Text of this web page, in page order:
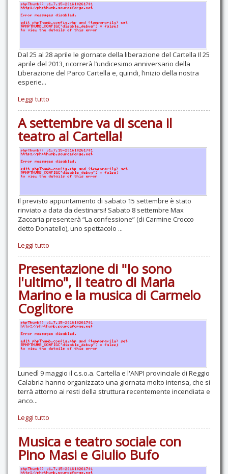
Dal 25 al 28 aprile le giornate della liberazione del Cartella Il 25
aprile del 2013, ricorrerà l’undicesimo anniversario della
Liberazione del Parco Cartella e, quindi, l’inizio della nostra
esperie...
Leggi tutto
A settembre va di scena il
teatro al Cartella!
Il previsto appuntamento di sabato 15 settembre è stato
rinviato a data da destinarsi! Sabato 8 settembre Max
Zaccaria presenterà “La confessione” (di Carmine Crocco
detto Donatello), uno spettacolo ...
Leggi tutto
Presentazione di "Io sono
l'ultimo", il teatro di Maria
Marino e la musica di Carmelo
Coglitore
Lunedì 9 maggio il c.s.o.a. Cartella e l'ANPI provinciale di Reggio
Calabria hanno organizzato una giornata molto intensa, che si
terrà attorno ai resti della struttura recentemente incendiata e
anco...
Leggi tutto
Musica e teatro sociale con
Pino Masi e Giulio Bufo